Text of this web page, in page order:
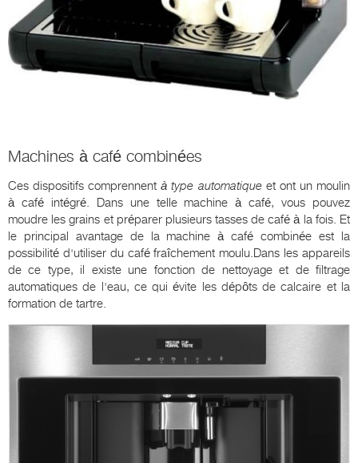
Machines à café combinées
Ces dispositifs comprennentà type automatiqueet ont un moulin
à café intégré. Dans une telle machine à café, vous pouvez
moudre les grains et préparer plusieurs tasses de café à la fois. Et
le principal avantage de la machine à café combinée est la
possibilité d'utiliser du café fraîchement moulu.Dans les appareils
de ce type, il existe une fonction de nettoyage et de filtrage
automatiques de l'eau, ce qui évite les dépôts de calcaire et la
formation de tartre.